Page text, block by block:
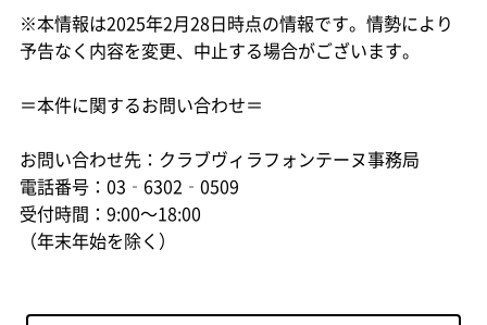
※本情報は2025年2月28日時点の情報です。情勢により
予告なく内容を変更、中止する場合がございます。
＝本件に関するお問い合わせ＝
お問い合わせ先：クラブヴィラフォンテーヌ事務局
電話番号：03‐6302‐0509
受付時間：9:00～18:00
（年末年始を除く）